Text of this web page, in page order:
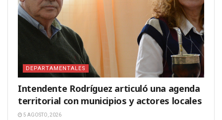
DEPARTAMENTALES
Intendente Rodríguez articuló una agenda
territorial con municipios y actores locales
5 AGOSTO, 2026